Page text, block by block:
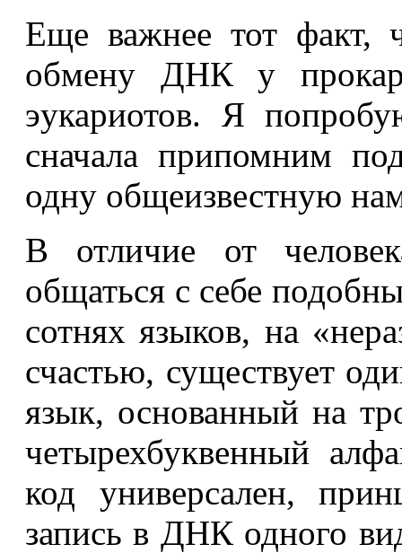
Еще важнее тот факт,
обмену ДНК у
эукариотов. Я
сначала припомним
одну общеизвестную
В отличие от
общаться с себе
сотнях языков, на
счастью, существует
язык, основанный на
четырехбуквенный
код универсален,
запись в ДНК одного